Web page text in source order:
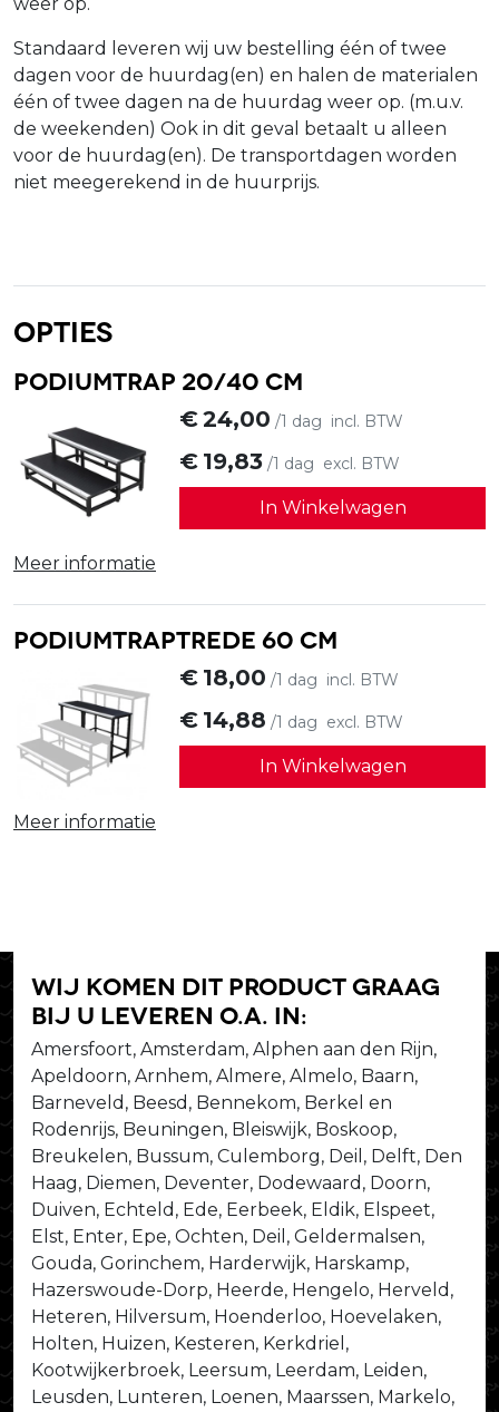
Standaard leveren wij uw bestelling één of twee
dagen voor de huurdag(en) en halen de materialen
één of twee dagen na de huurdag weer op. (m.u.v.
de weekenden) Ook in dit geval betaalt u alleen
voor de huurdag(en). De transportdagen worden
niet meegerekend in de huurprijs.
Opties
Podiumtrap 20/40 cm
€24,00 /1 dag incl. BTW
€ 19,83 /1 dag excl. BTW
In Winkelwagen
Meer informatie
Podiumtraptrede 60 cm
€ 18,00 /1 dag incl. BTW
€ 14,88 /1 dag excl. BTW
In Winkelwagen
Meer informatie
Wij komen dit product graag
bij u leveren o.a. in:
Amersfoort, Amsterdam, Alphen aan den Rijn,
Apeldoorn, Arnhem, Almere, Almelo, Baarn,
Barneveld, Beesd, Bennekom, Berkel en
Rodenrijs, Beuningen, Bleiswijk, Boskoop,
Breukelen, Bussum, Culemborg, Deil, Delft, Den
Haag, Diemen, Deventer, Dodewaard, Doorn,
Duiven, Echteld, Ede, Eerbeek, Eldik, Elspeet,
Elst, Enter, Epe, Ochten, Deil, Geldermalsen,
Gouda, Gorinchem, Harderwijk, Harskamp,
Hazerswoude-Dorp, Heerde, Hengelo, Herveld,
Heteren, Hilversum, Hoenderloo, Hoevelaken,
Holten, Huizen, Kesteren, Kerkdriel,
Kootwijkerbroek, Leersum, Leerdam, Leiden,
Leusden, Lunteren, Loenen, Maarssen, Markelo,